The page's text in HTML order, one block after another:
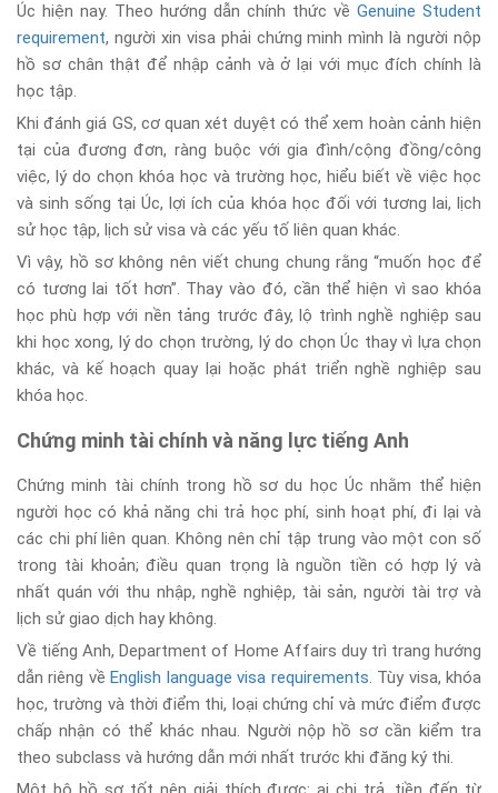
Úc hiện nay. Theo hướng dẫn chính thức về Genuine Student
requirement, người xin visa phải chứng minh mình là người nộp
hồ sơ chân thật để nhập cảnh và ở lại với mục đích chính là
học tập.
Khi đánh giá GS, cơ quan xét duyệt có thể xem hoàn cảnh hiện
tại của đương đơn, ràng buộc với gia đình/cộng đồng/công
việc, lý do chọn khóa học và trường học, hiểu biết về việc học
và sinh sống tại Úc, lợi ích của khóa học đối với tương lai, lịch
sử học tập, lịch sử visa và các yếu tố liên quan khác.
Vì vậy, hồ sơ không nên viết chung chung rằng “muốn học để
có tương lai tốt hơn”. Thay vào đó, cần thể hiện vì sao khóa
học phù hợp với nền tảng trước đây, lộ trình nghề nghiệp sau
khi học xong, lý do chọn trường, lý do chọn Úc thay vì lựa chọn
khác, và kế hoạch quay lại hoặc phát triển nghề nghiệp sau
khóa học.
Chứng minh tài chính và năng lực tiếng Anh
Chứng minh tài chính trong hồ sơ du học Úc nhằm thể hiện
người học có khả năng chi trả học phí, sinh hoạt phí, đi lại và
các chi phí liên quan. Không nên chỉ tập trung vào một con số
trong tài khoản; điều quan trọng là nguồn tiền có hợp lý và
nhất quán với thu nhập, nghề nghiệp, tài sản, người tài trợ và
lịch sử giao dịch hay không.
Về tiếng Anh, Department of Home Affairs duy trì trang hướng
dẫn riêng về English language visa requirements. Tùy visa, khóa
học, trường và thời điểm thi, loại chứng chỉ và mức điểm được
chấp nhận có thể khác nhau. Người nộp hồ sơ cần kiểm tra
theo subclass và hướng dẫn mới nhất trước khi đăng ký thi.